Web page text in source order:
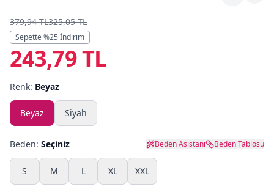
Büyük
Beden
Markalar
Plaj & Mayo
Yazlık Pijama
Kampanyalar
Yeni Gelenler
379,94 TL325,05 TL
Sepette %25 İndirim
243,79 TL
Renk: Beyaz
Beyaz Siyah
Beden: Seçiniz Beden Asistanı Beden Tablosu
S M L XL XXL